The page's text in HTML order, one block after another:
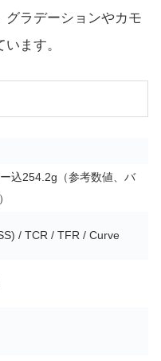
グラデーションやカモ
ます。
込254.2g（参考数値、バ
/ TCR / TFR / Curve